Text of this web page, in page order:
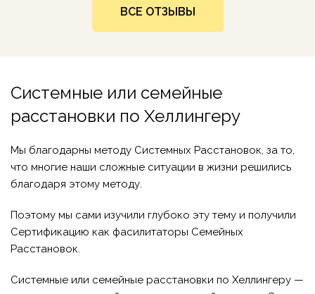
ВСЕ ОТЗЫВЫ
Системные или семейные
расстановки по Хеллингеру
Мы благодарны методу Системных Расстановок, за то,
что многие наши сложные ситуации в жизни решились
благодаря этому методу.
Поэтому мы сами изучили глубоко эту тему и получили
Сертификацию как фасилитаторы Семейных
Расстановок.
Системные или семейные расстановки по Хеллингеру —